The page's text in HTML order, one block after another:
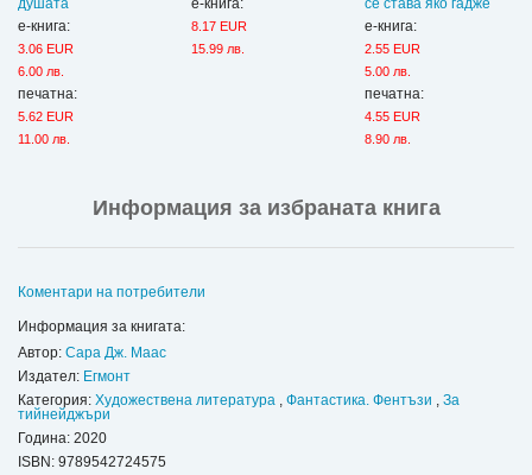
душата
е-книга:
3.06 EUR
6.00 лв.
печатна:
5.62 EUR
11.00 лв.
е-книга:
8.17 EUR
15.99 лв.
се става яко гадже
е-книга:
2.55 EUR
5.00 лв.
печатна:
4.55 EUR
8.90 лв.
Информация за избраната книга
Коментари на потребители
Информация за книгата:
Автор: Сара Дж. Маас
Издател: Егмонт
Категория: Художествена литература Фантастика. Фентъзи
За
тийнейджъри
Година: 2020
ISBN: 9789542724575